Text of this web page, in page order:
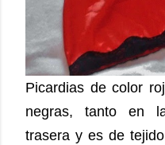
Picardias de color
negras, tanto en
trasera y es de